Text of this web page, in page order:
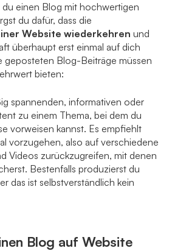
einen Blog mit hochwertigen
du dafür, dass die
Website wiederkehren und
überhaupt erst einmal auf dich
geposteten Blog-Beiträge müssen
bieten:
spannenden, informativen oder
zu einem Thema, bei dem du
vorweisen kannst. Es empfiehlt
vorzugehen, also auf verschiedene
Videos zurückzugreifen, mit denen
Bestenfalls produzierst du
das ist selbstverständlich kein
Blog auf Website